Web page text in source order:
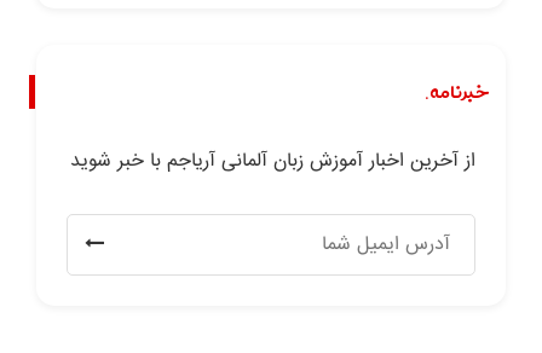
خبرنامه.
از آخرین اخبار آموزش زبان آلمانی آریاجم با خبر شوید